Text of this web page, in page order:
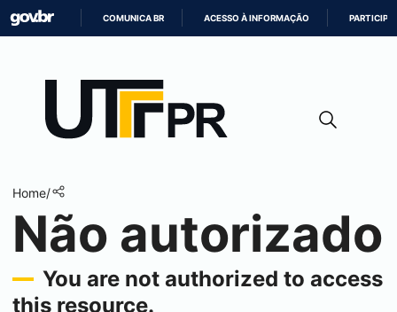
CONTEÚDO
COMUNICA BR ACESSO À INFORMAÇÃO PARTICIPE
Home/
Não autorizado
You are not authorized to access
this resource.